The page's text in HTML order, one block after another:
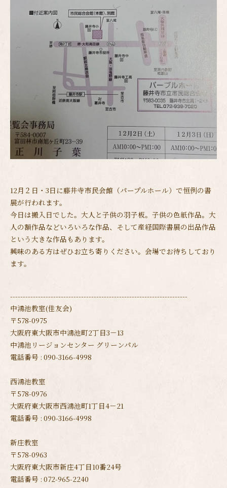
12月２日・3日に藤井寺市民会館（パープルホール）で恒例の書
展が行われます。
今日は搬入日でした。大人と子供の羽子板。子供の色紙作品。大
人の額作品などいろいろな作品、そして産経国際書展の出品作品
という大きな作品もあります。
興味のある方はぜひお立ち寄りください。会場でお待ちしており
ます。
----------------------------------------------------------------------
中鴻池教室(佳友会)
〒578-0975
大阪府東大阪市中鴻池町2丁目3－13
中鴻池リージョンセンター グリーンパル
電話番号 : 090-3166-4998
西鴻池教室
〒578-0976
大阪府東大阪市西鴻池町1丁目4－21
電話番号 : 090-3166-4998
新庄教室
〒578-0963
大阪府東大阪市新庄4丁目10番24号
電話番号 : 072-965-2240